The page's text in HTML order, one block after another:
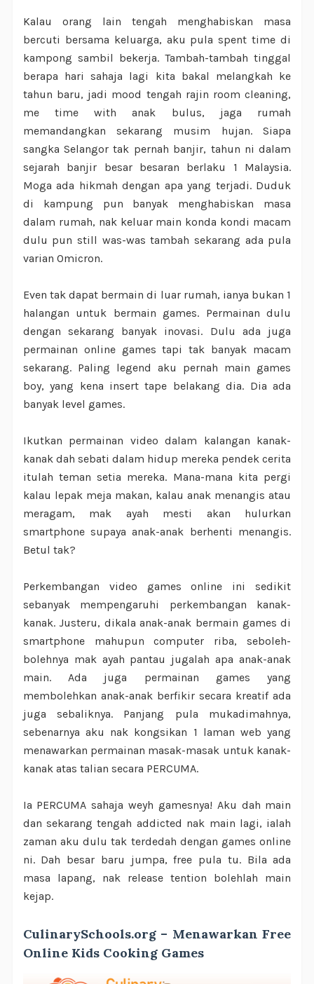
Kalau orang lain tengah menghabiskan masa
bercuti bersama keluarga, aku pula spent time di
kampong sambil bekerja. Tambah-tambah tinggal
berapa hari sahaja lagi kita bakal melangkah ke
tahun baru, jadi mood tengah rajin room cleaning,
me time with anak bulus, jaga rumah
memandangkan sekarang musim hujan. Siapa
sangka Selangor tak pernah banjir, tahun ni dalam
sejarah banjir besar besaran berlaku 1 Malaysia.
Moga ada hikmah dengan apa yang terjadi. Duduk
di kampung pun banyak menghabiskan masa
dalam rumah, nak keluar main konda kondi macam
dulu pun still was-was tambah sekarang ada pula
varian Omicron.
Even tak dapat bermain di luar rumah, ianya bukan 1
halangan untuk bermain games. Permainan dulu
dengan sekarang banyak inovasi. Dulu ada juga
permainan online games tapi tak banyak macam
sekarang. Paling legend aku pernah main games
boy, yang kena insert tape belakang dia. Dia ada
banyak level games.
Ikutkan permainan video dalam kalangan kanak-
kanak dah sebati dalam hidup mereka pendek cerita
itulah teman setia mereka. Mana-mana kita pergi
kalau lepak meja makan, kalau anak menangis atau
meragam, mak ayah mesti akan hulurkan
smartphone supaya anak-anak berhenti menangis.
Betul tak?
Perkembangan video games online ini sedikit
sebanyak mempengaruhi perkembangan kanak-
kanak. Justeru, dikala anak-anak bermain games di
smartphone mahupun computer riba, seboleh-
bolehnya mak ayah pantau jugalah apa anak-anak
main. Ada juga permainan games yang
membolehkan anak-anak berfikir secara kreatif ada
juga sebaliknya. Panjang pula mukadimahnya,
sebenarnya aku nak kongsikan 1 laman web yang
menawarkan permainan masak-masak untuk kanak-
kanak atas talian secara PERCUMA.
Ia PERCUMA sahaja weyh gamesnya! Aku dah main
dan sekarang tengah addicted nak main lagi, ialah
zaman aku dulu tak terdedah dengan games online
ni. Dah besar baru jumpa, free pula tu. Bila ada
masa lapang, nak release tention bolehlah main
kejap.
CulinarySchools.org – Menawarkan Free
Online Kids Cooking Games